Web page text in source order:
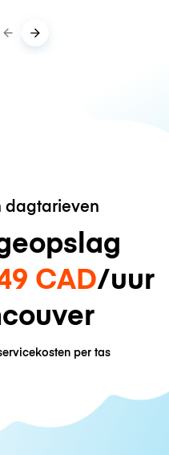
dagtarieven
CAD/uur
per tas